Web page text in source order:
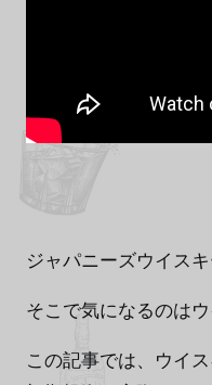
ジャパニーズウイス
そこで気になるのは
この記事では、ウイ